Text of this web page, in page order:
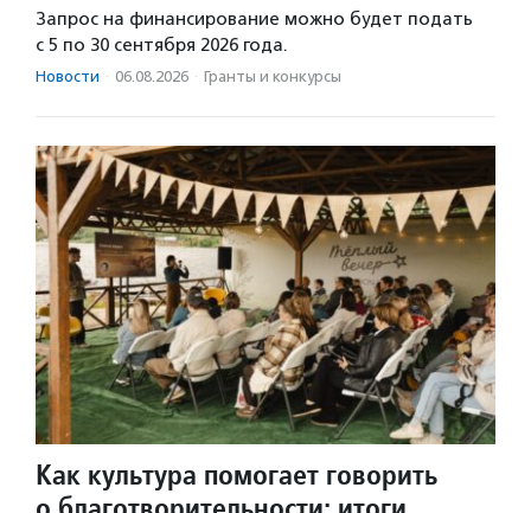
Запрос на финансирование можно будет подать
с 5 по 30 сентября 2026 года.
Новости · 06.08.2026 · Гранты и конкурсы
Как культура помогает говорить